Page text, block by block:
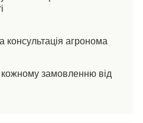
консультація агронома
замовленню від